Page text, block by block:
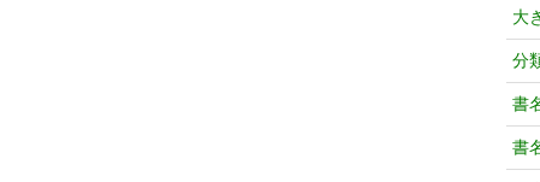
大
分
書
書